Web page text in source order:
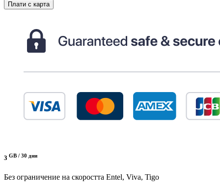
Плати с карта
3 GB / 30 дни
Без ограничение на скоростта Entel, Viva, Tigo